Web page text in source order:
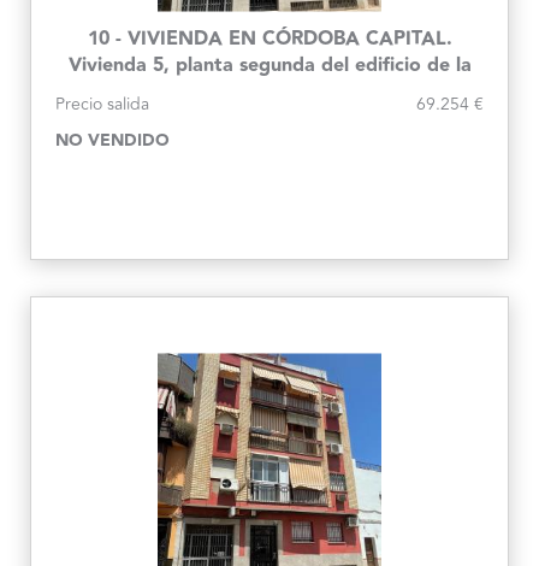
10 - VIVIENDA EN CÓRDOBA CAPITAL.
Vivienda 5, planta segunda del edificio de la
Precio salida 69.254 €
NO VENDIDO